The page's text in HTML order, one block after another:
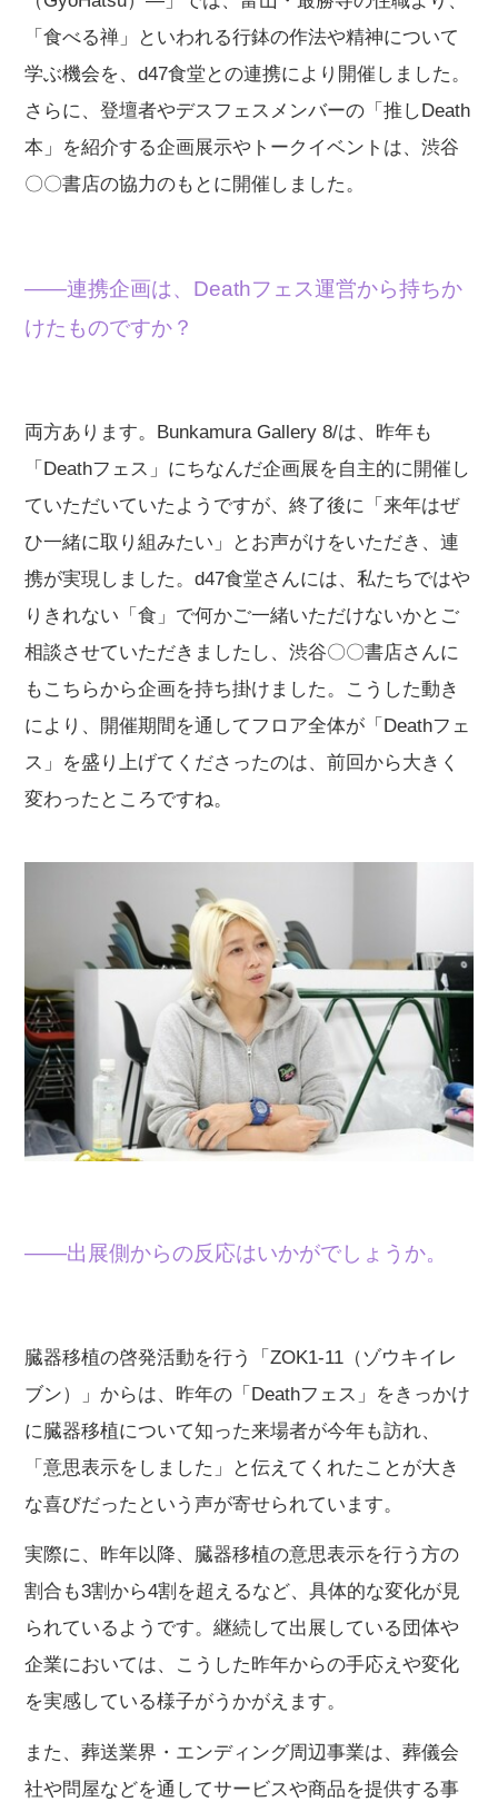
「食べる禅」といわれる行鉢の作法や精神について
学ぶ機会を、d47食堂との連携により開催しました。
さらに、登壇者やデスフェスメンバーの「推しDeath
本」を紹介する企画展示やトークイベントは、渋谷
〇〇書店の協力のもとに開催しました。
——連携企画は、Deathフェス運営から持ちか
けたものですか？
両方あります。Bunkamura Gallery 8/は、昨年も
「Deathフェス」にちなんだ企画展を自主的に開催し
ていただいていたようですが、終了後に「来年はぜ
ひ一緒に取り組みたい」とお声がけをいただき、連
携が実現しました。d47食堂さんには、私たちではや
りきれない「食」で何かご一緒いただけないかとご
相談させていただきましたし、渋谷〇〇書店さんに
もこちらから企画を持ち掛けました。こうした動き
により、開催期間を通してフロア全体が「Deathフェ
ス」を盛り上げてくださったのは、前回から大きく
変わったところですね。
——出展側からの反応はいかがでしょうか。
臓器移植の啓発活動を行う「ZOK1-11（ゾウキイレ
ブン）」からは、昨年の「Deathフェス」をきっかけ
に臓器移植について知った来場者が今年も訪れ、
「意思表示をしました」と伝えてくれたことが大き
な喜びだったという声が寄せられています。
実際に、昨年以降、臓器移植の意思表示を行う方の
割合も3割から4割を超えるなど、具体的な変化が見
られているようです。継続して出展している団体や
企業においては、こうした昨年からの手応えや変化
を実感している様子がうかがえます。
また、葬送業界・エンディング周辺事業は、葬儀会
社や問屋などを通してサービスや商品を提供する事